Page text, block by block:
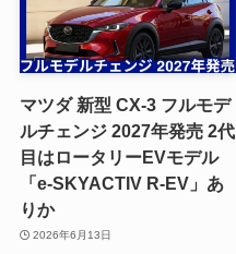
マツダ 新型 CX-3 フルモデ
ルチェンジ 2027年発売 2代
目はロータリーEVモデル
「e-SKYACTIV R-EV」あ
りか
2026年6月13日